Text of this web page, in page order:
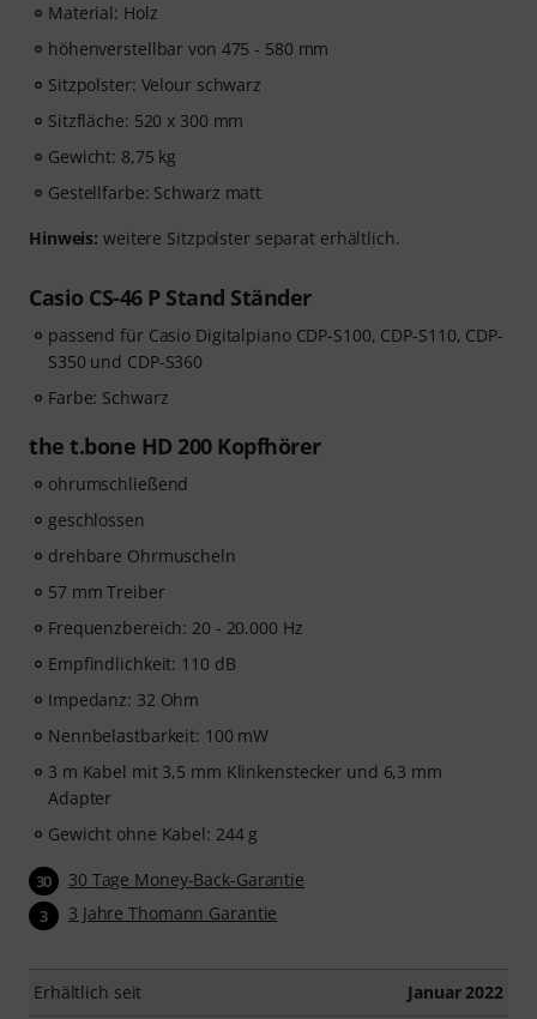
Material: Holz
höhenverstellbar von 475 - 580 mm
Sitzpolster: Velour schwarz
Sitzfläche: 520 x 300 mm
Gewicht: 8,75 kg
Gestellfarbe: Schwarz matt
Hinweis: weitere Sitzpolster separat erhältlich.
Casio CS-46 P Stand Ständer
passend für Casio Digitalpiano CDP-S100, CDP-S110, CDP-
S350 und CDP-S360
Farbe: Schwarz
the t.bone HD 200 Kopfhörer
ohrumschließend
geschlossen
drehbare Ohrmuscheln
57 mm Treiber
Frequenzbereich: 20 - 20.000 Hz
Empfindlichkeit: 110 dB
Impedanz: 32 Ohm
Nennbelastbarkeit: 100 mW
3 m Kabel mit 3,5 mm Klinkenstecker und 6,3 mm
Adapter
Gewicht ohne Kabel: 244 g
30 30 Tage Money-Back-Garantie
3 3 Jahre Thomann Garantie
Erhältlich seit Januar 2022